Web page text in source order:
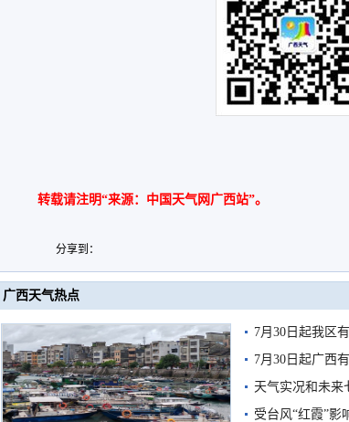
转载请注明“来源：中国天气网广西站”。
分享到：
广西天气热点
7月30日起我区
7月30日起广西
天气实况和未来
受台风“红霞”影